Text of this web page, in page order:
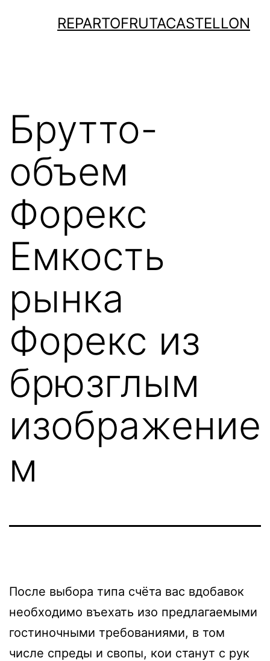
REPARTOFRUTACASTELLON
Брутто-
объем
Форекс
Емкость
рынка
Форекс из
брюзглым
изображение
м
После выбора типа счёта вас вдобавок
необходимо въехать изо предлагаемыми
гостиночными требованиями, в том
числе спреды и свопы, кои станут с рук